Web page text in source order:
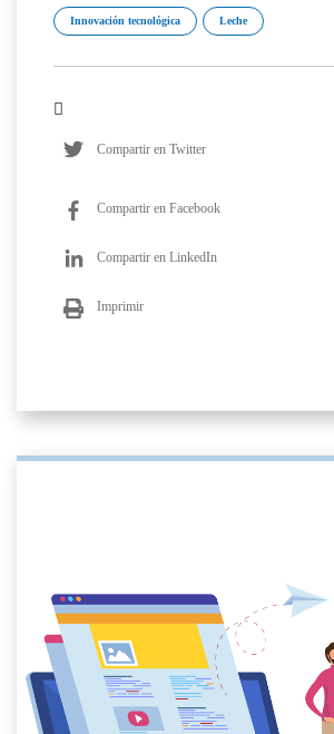
Innovación tecnológica Leche
Compartir en Twitter
Compartir en Facebook
Compartir en LinkedIn
Imprimir